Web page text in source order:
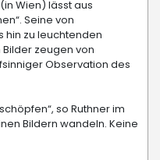
Wien) lässt aus
Seine von
hin zu leuchtenden
zeugen von
Observation des
so Ruthner im
Bildern wandeln. Keine